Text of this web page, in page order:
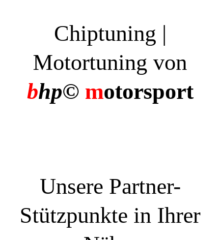
Chiptuning |
Motortuning von
bhp© motorsport
Unsere Partner-
Stützpunkte in Ihrer